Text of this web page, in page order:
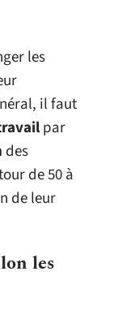
les
il faut
par
des
de 50 à
de leur
les